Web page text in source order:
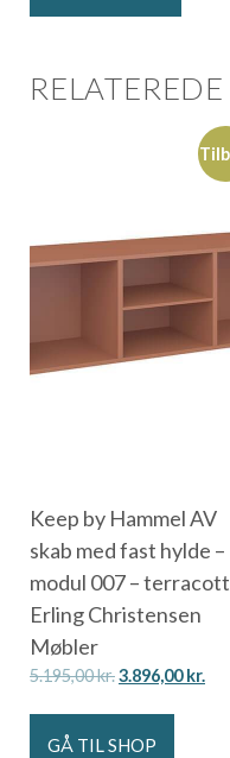
Keep by Hammel AV
skab med fast hylde –
modul 007 –
Erling Christensen
Møbler
5.195,00kr.3.896,00kr.
GÅ TIL SHOP